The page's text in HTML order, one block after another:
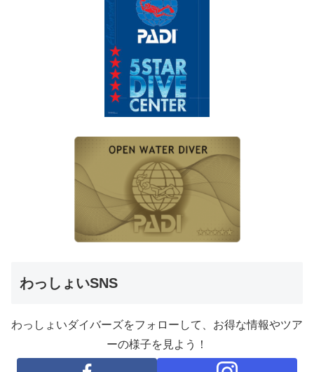
わっしょいSNS
わっしょいダイバーズをフォローして、お得な情報やツア
ーの様子を見よう！